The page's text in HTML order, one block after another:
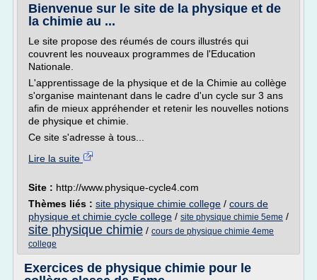
Bienvenue sur le site de la physique et de
la chimie au ...
Le site propose des réumés de cours illustrés qui
couvrent les nouveaux programmes de l'Education
Nationale.
L'apprentissage de la physique et de la Chimie au collège
s'organise maintenant dans le cadre d'un cycle sur 3 ans
afin de mieux appréhender et retenir les nouvelles notions
de physique et chimie.
Ce site s'adresse à tous...
Lire la suite
Site : http://www.physique-cycle4.com
Thèmes liés : site physique chimie college / cours de
physique et chimie cycle college / site physique chimie 5eme /
site physique chimie / cours de physique chimie 4eme
college
Exercices de physique chimie pour le